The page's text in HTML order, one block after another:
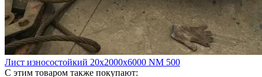
Лист износостойкий 20х2000х6000 NM 500
С этим товаром также покупают: